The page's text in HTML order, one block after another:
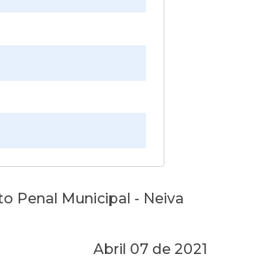
Penal Municipal - Neiva
de 2021